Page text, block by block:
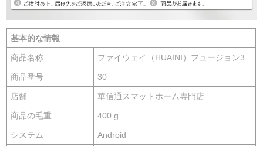
基本的な情報
商品名称 ファイウェイ（HUAINI）フュージョン3
商品番号 30
店舗 華信通スマットホーム専門店
商品の毛重 400 g
システム Android